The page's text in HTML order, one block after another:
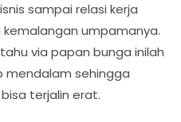
sampai relasi kerja
umpamanya.
via papan bunga inilah
mendalam sehingga
terjalin erat.